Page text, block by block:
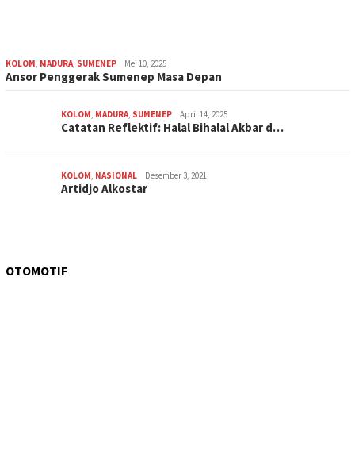
KOLOM, MADURA, SUMENEP Mei 10, 2025
Ansor Penggerak Sumenep Masa Depan
KOLOM, MADURA, SUMENEP April 14, 2025
Catatan Reflektif: Halal Bihalal Akbar d…
KOLOM, NASIONAL Desember 3, 2021
Artidjo Alkostar
OTOMOTIF